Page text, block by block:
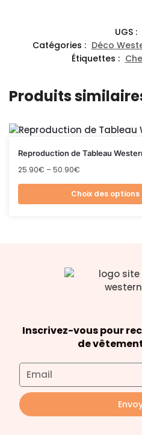
UGS :
Catégories : Déco
Étiquettes :
Produits
Reproduction de Tableau
25.90€ –50.90€
Choix des options
Inscrivez-vous pour
de